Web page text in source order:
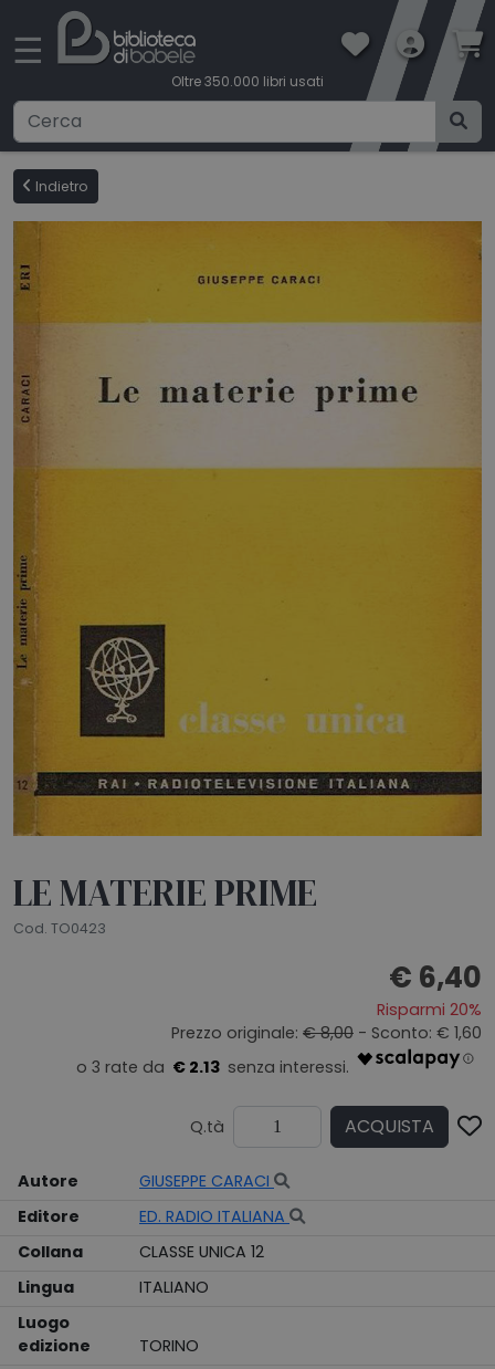
☰
Oltre 350.000 libri usati
Ricerca avanzata
CATEGORIE
CONDIZIONI DI VENDITA
SPEDIZIONI
CONTATTI
CHI SIAMO
Indietro
LE MATERIE PRIME
Cod. TO0423
€ 6,40
Risparmi 20%
Prezzo originale: € 8,00 - Sconto: € 1,60
€ 2.13
Q.tà ACQUISTA
Autore
GIUSEPPE CARACI
Editore
ED. RADIO ITALIANA
Collana
CLASSE UNICA 12
Lingua
ITALIANO
Luogo
edizione
TORINO